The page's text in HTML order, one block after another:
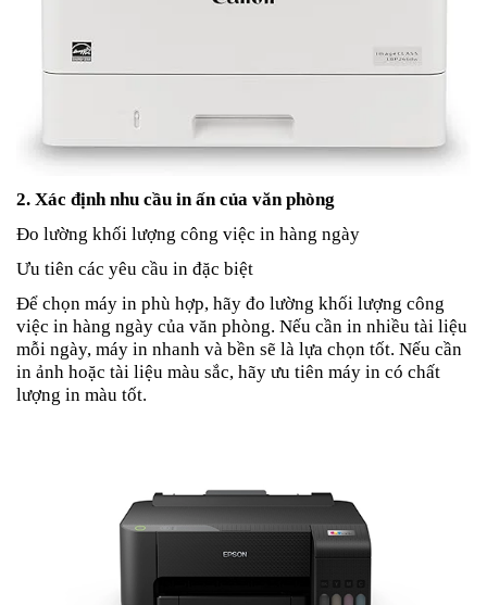
2. Xác định nhu cầu in ấn của văn phòng
Đo lường khối lượng công việc in hàng ngày
Ưu tiên các yêu cầu in đặc biệt
Để chọn máy in phù hợp, hãy đo lường khối lượng công
việc in hàng ngày của văn phòng. Nếu cần in nhiều tài liệu
mỗi ngày, máy in nhanh và bền sẽ là lựa chọn tốt. Nếu cần
in ảnh hoặc tài liệu màu sắc, hãy ưu tiên máy in có chất
lượng in màu tốt.